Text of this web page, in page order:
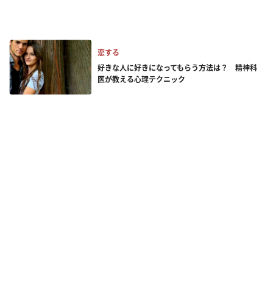
恋する
好きな人に好きになってもらう方法は？ 精神科
医が教える心理テクニック